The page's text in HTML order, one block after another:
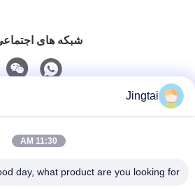
شبکه های
Jingtai
11:30 AM
day, what product are you looking for?